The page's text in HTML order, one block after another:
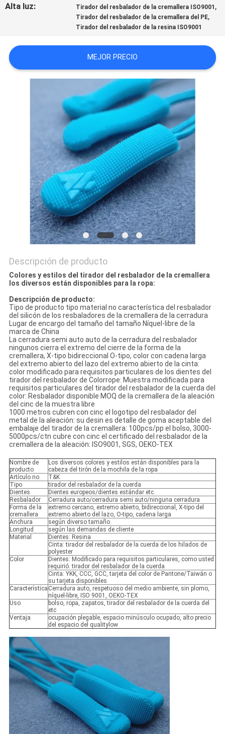
PIDA
MAPA
POLICY
Alta luz: Tirador del resbalador de la cremallera ISO9001 ,
Tirador del resbalador de la cremallera del PE,
Tirador del resbalador de la resina ISO9001
MEJOR PRECIO
Descripción de producto
Colores y estilos del tirador del resbalador de la cremallera
los diversos están disponibles para la ropa:
Descripción de producto:
Tipo de producto tipo material no característica del resbalador
del silicón de los resbaladores de la cremallera de la cerradura
Lugar de encargo del tamaño del tamaño Níquel-libre de la
marca de China
La cerradura semi auto auto de la cerradura del resbalador
ningunos cierra el extremo del cierre de la forma de la
cremallera, X-tipo bidireccional O-tipo, color con cadena larga
del extremo abierto del lazo del extremo abierto de la cinta:
color modificado para requisitos particulares de los dientes del
tirador del resbalador de Colorrope: Muestra modificada para
requisitos particulares del tirador del resbalador de la cuerda del
color: Resbalador disponible MOQ de la cremallera de la aleación
del cinc de la muestra libre
1000 metros cubren con cinc el logotipo del resbalador del
metal de la aleación: su desin es detalle de goma aceptable del
embalaje del tirador de la cremallera: 100pcs/pp el bolso, 3000-
5000pcs/ctn cubre con cinc el certificado del resbalador de la
cremallera de la aleación: ISO9001, SGS, OEKO-TEX
Nombre de
producto
Los diversos colores y estilos están disponibles para la
cabeza del tirón de la mochila de la ropa
Artículo no.
T&K
Tipo
tirador del resbalador de la cuerda
Dientes
Dientes europeos/dientes estándar etc.
Resbalador
Cerradura auto/cerradura semi auto/ninguna cerradura
Forma de la
cremallera
extremo cercano, extremo abierto, bidireccional, X-tipo del
extremo abierto del lazo, O-tipo, cadena larga
Anchura
según diverso tamaño
Longitud
según las demandas de cliente
Material
Dientes: Resina
Cinta: tirador del resbalador de la cuerda de los hilados de
polyester
Color
Dientes: Modificado para requisitos particulares, como usted
requirió. tirador del resbalador de la cuerda
Cinta: YKK, CCC, GCC, tarjeta del color de Pantone/Taiwán o
su tarjeta disponibles
Característica Cerradura auto, respetuoso del medio ambiente, sin plomo,
níquel-libre, ISO 9001, OEKO-TEX
Uso
bolso, ropa, zapatos, tirador del resbalador de la cuerda del
etc
Ventaja
ocupación plegable, espacio minúsculo ocupado, alto precio
del espacio del qualitylow